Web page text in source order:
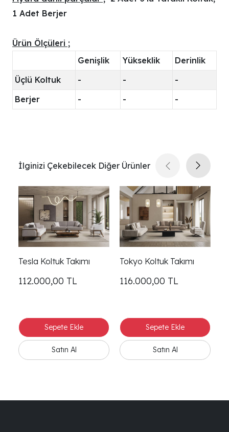
1 Adet Berjer
Ürün Ölçüleri ;
Genişlik
Yükseklik
Derinlik
Üçlü Koltuk
- -
-
Berjer
- - -
İlginizi Çekebilecek Diğer Ürünler
Tesla Koltuk Takımı
112.000,00 TL
Tokyo Koltuk Takımı
116.000,00 TL